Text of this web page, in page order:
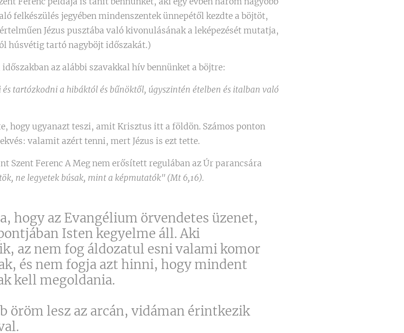
felkészülés jegyében mindenszentek ünnepétől kezdte a böjtöt,
Jézus pusztába való kivonulásának a leképezését mutatja,
húsvétig tartó nagyböjt időszakát.)
az alábbi szavakkal hív bennünket a böjtre:
tartózkodni a hibáktól és bűnöktől, úgyszintén ételben és italban való
hogy ugyanazt teszi, amit Krisztus itt a földön. Számos ponton
valamit azért tenni, mert Jézus is ezt tette.
Szent Ferenc A Meg nem erősített regulában az Úr parancsára
ne legyetek búsak, mint a képmutatók" (Mt 6,16).
hogy az Evangélium örvendetes üzenet,
Isten kegyelme áll. Aki
az nem fog áldozatul esni valami komor
és nem fogja azt hinni, hogy mindent
kell megoldania.
öröm lesz az arcán, vidáman érintkezik